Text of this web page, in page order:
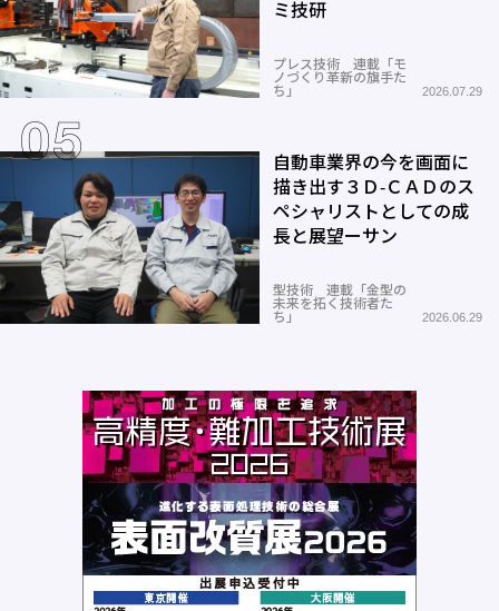
ミ技研
プレス技術 連載「モ
ノづくり革新の旗手た
ち」
2026.07.29
自動車業界の今を画面に
描き出す３Ｄ-ＣＡＤのス
ペシャリストとしての成
長と展望ーサン
型技術 連載「金型の
未来を拓く技術者た
ち」
2026.06.29